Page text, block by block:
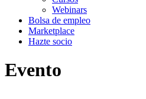
Webinars
Bolsa de empleo
Marketplace
Hazte socio
Evento